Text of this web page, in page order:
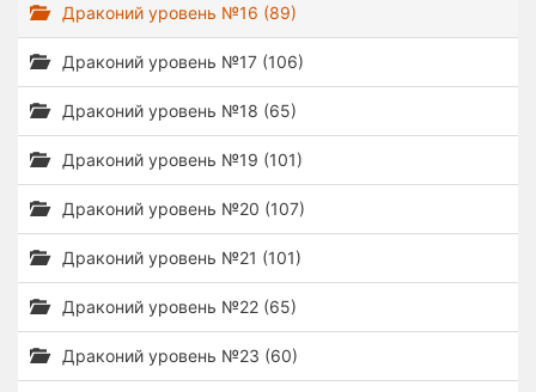
Драконий уровень №16 (89)
Драконий уровень №17 (106)
Драконий уровень №18 (65)
Драконий уровень №19 (101)
Драконий уровень №20 (107)
Драконий уровень №21 (101)
Драконий уровень №22 (65)
Драконий уровень №23 (60)